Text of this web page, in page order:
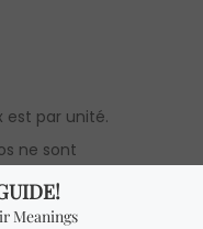
est par unité.
ne sont
officiels.